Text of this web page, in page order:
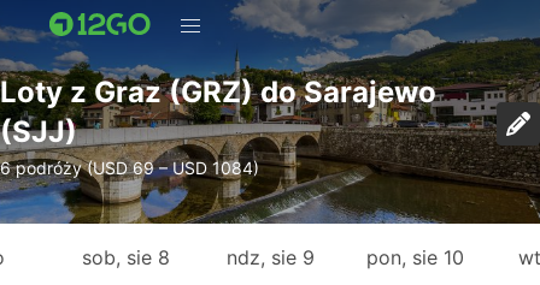
Loty z Graz (GRZ) do Sarajewo
(SJJ)
6 podróży (USD 69 – USD 1084)
sob, sie 8 ndz, sie 9 pon, sie 10